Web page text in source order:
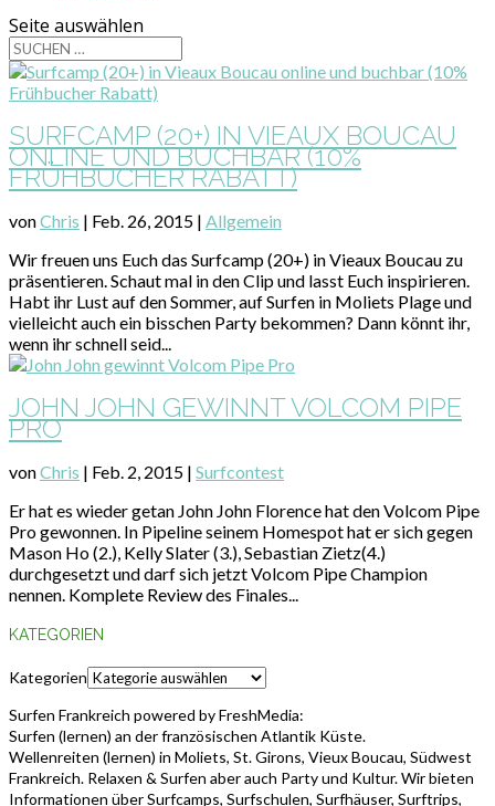
Seite auswählen
SURFCAMP (20+) IN VIEAUX BOUCAU
ONLINE UND BUCHBAR (10%
FRÜHBUCHER RABATT)
vonChris | Feb. 26, 2015 | Allgemein
Wir freuen uns Euch das Surfcamp (20+) in Vieaux Boucau zu
präsentieren. Schaut mal in den Clip und lasst Euch inspirieren.
Habt ihr Lust auf den Sommer, auf Surfen in Moliets Plage und
vielleicht auch ein bisschen Party bekommen? Dann könnt ihr,
wenn ihr schnell seid...
JOHN JOHN GEWINNT VOLCOM PIPE
PRO
vonChris | Feb. 2, 2015 | Surfcontest
Er hat es wieder getan John John Florence hat den Volcom Pipe
Pro gewonnen. In Pipeline seinem Homespot hat er sich gegen
Mason Ho (2.), Kelly Slater (3.), Sebastian Zietz(4.)
durchgesetzt und darf sich jetzt Volcom Pipe Champion
nennen. Komplete Review des Finales...
KATEGORIEN
Kategorien
Surfen Frankreich powered by FreshMedia:
Surfen (lernen) an der französischen Atlantik Küste.
Wellenreiten (lernen) in Moliets, St. Girons, Vieux Boucau, Südwest
Frankreich. Relaxen & Surfen aber auch Party und Kultur. Wir bieten
Informationen über Surfcamps, Surfschulen, Surfhäuser, Surftrips,